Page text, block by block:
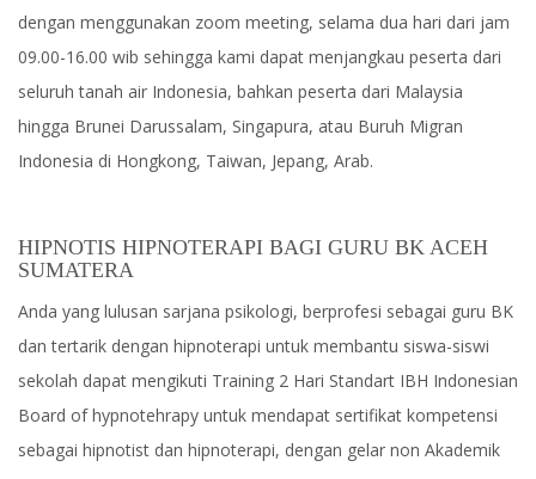
dengan menggunakan zoom meeting, selama dua hari dari jam
09.00-16.00 wib sehingga kami dapat menjangkau peserta dari
seluruh tanah air Indonesia, bahkan peserta dari Malaysia
hingga Brunei Darussalam, Singapura, atau Buruh Migran
Indonesia di Hongkong, Taiwan, Jepang, Arab.
HIPNOTIS HIPNOTERAPI BAGI GURU BK ACEH
SUMATERA
Anda yang lulusan sarjana psikologi, berprofesi sebagai guru BK
dan tertarik dengan hipnoterapi untuk membantu siswa-siswi
sekolah dapat mengikuti Training 2 Hari Standart IBH Indonesian
Board of hypnotehrapy untuk mendapat sertifikat kompetensi
sebagai hipnotist dan hipnoterapi, dengan gelar non Akademik